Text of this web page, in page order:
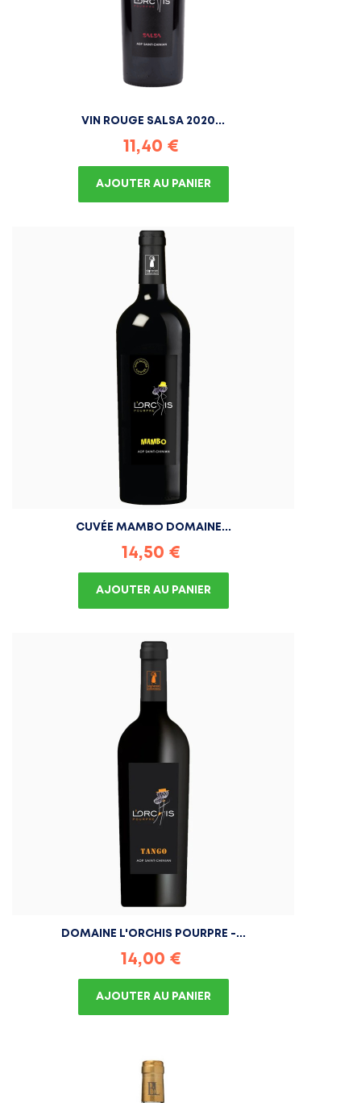
VIN ROUGE SALSA 2020...
Prix
11,40 €
AJOUTER AU PANIER
CUVÉE MAMBO DOMAINE...
Prix
14,50 €
AJOUTER AU PANIER
DOMAINE L'ORCHIS POURPRE -...
Prix
14,00 €
AJOUTER AU PANIER